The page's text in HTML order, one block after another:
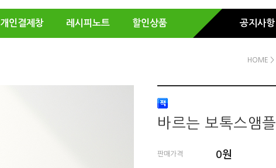
개인결제창 레시피노트 할인상품 공지사항
HOME >
바르는 보톡스앰플
판매가격 0원